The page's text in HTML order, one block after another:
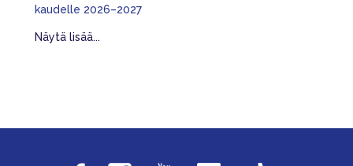
kaudelle 2026–2027
Näytä lisää...